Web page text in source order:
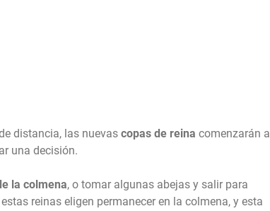
distancia, las nuevas copas de reina comenzarán a
una decisión.
la colmena, o tomar algunas abejas y salir para
reinas eligen permanecer en la colmena, y esta